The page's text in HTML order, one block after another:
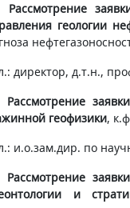
геологии
директор, д.т.н.,
заявки
геофизики,
и.о.зам.дир. по
заявки
и